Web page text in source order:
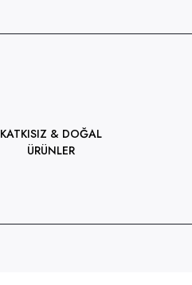
KATKISIZ & DOĞAL
ÜRÜNLER